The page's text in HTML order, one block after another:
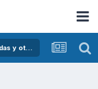
Concentraciones Nacionales, Quedadas, rodadas y otras crónicas del asfalto